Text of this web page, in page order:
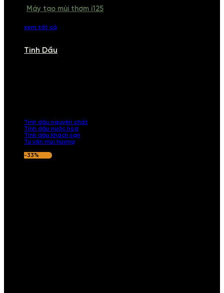
Máy tạo mùi thơm i125
xem tất cả
Tinh Dầu
Tinh dầu nguyên chất
Tinh dầu nước hoa
Tinh dầu khách sạn
Tư vấn mùi hương
-33%